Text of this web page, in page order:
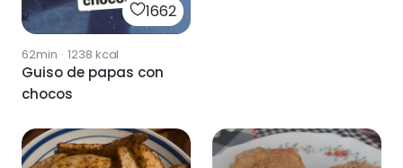
1662
62min · 1238 kcal
Guiso de papas con
chocos